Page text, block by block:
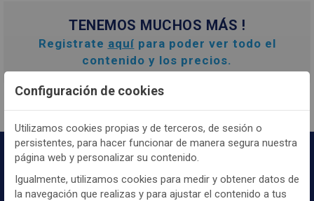
TENEMOS MUCHOS MÁS !
Registrate aquí para poder ver todo el
contenido y los precios.
Configuración de cookies
Utilizamos cookies propias y de terceros, de sesión o
persistentes, para hacer funcionar de manera segura nuestra
página web y personalizar su contenido.
Igualmente, utilizamos cookies para medir y obtener datos de
la navegación que realizas y para ajustar el contenido a tus